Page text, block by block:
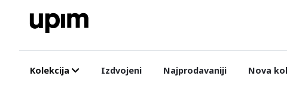
Kolekcija Izdvojeni Najprodavaniji Nova